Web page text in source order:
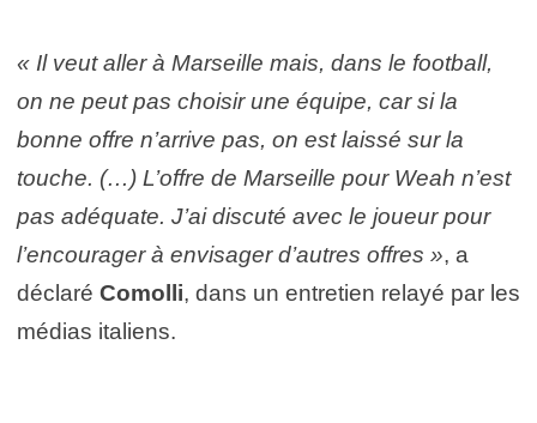
« Il veut aller à Marseille mais, dans le football,
on ne peut pas choisir une équipe, car si la
bonne offre n’arrive pas, on est laissé sur la
touche. (…) L’offre de Marseille pour Weah n’est
pas adéquate. J’ai discuté avec le joueur pour
l’encourager à envisager d’autres offres », a
déclaré Comolli, dans un entretien relayé par les
médias italiens.